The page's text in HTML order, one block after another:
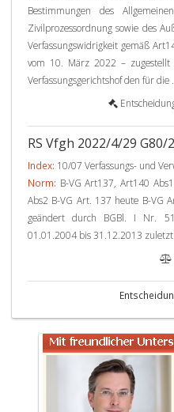
Bestimmungen des
Zivilprozessordnung sowie des
Verfassungswidrigkeit gemäß
vom 10. März 2022 –
Verfassungsgerichtshof den für die ...
RS Vfgh 2022/4/29 G80/
Index: 10/07 Verfassungs- und
Norm: B-VG Art137, Art140
Abs2 B-VG Art. 137 heute B-VG
geändert durch BGBl. I Nr.
01.01.2004 bis 31.12.2013 zuletzt